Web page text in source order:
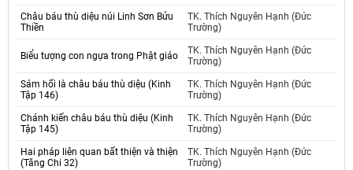
Châu báu thù diệu núi Linh Sơn Bửu
Thiền
TK. Thích Nguyên Hạnh (Đức
Trường)
Biểu tượng con ngựa trong Phật giáo
TK. Thích Nguyên Hạnh (Đức
Trường)
Sám hối là châu báu thù diệu (Kinh
Tập 146)
TK. Thích Nguyên Hạnh (Đức
Trường)
Chánh kiến châu báu thù diệu (Kinh
Tập 145)
TK. Thích Nguyên Hạnh (Đức
Trường)
Hai pháp liên quan bất thiện và thiện
(Tăng Chi 32)
TK. Thích Nguyên Hạnh (Đức
Trường)